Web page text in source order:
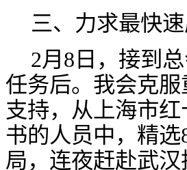
三、力求最快
2月8日，接到
任务后。我会克
支持，从上海市
书的人员中，精
局，连夜赶赴武